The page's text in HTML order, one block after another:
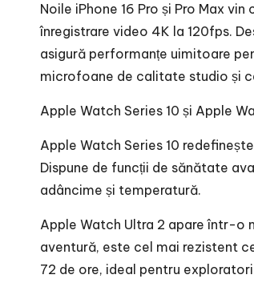
Noile iPhone 16 Pro și Pro Max
înregistrare video 4K la 120fps.
asigură performanțe uimitoare
microfoane de calitate studio și
Apple Watch Series 10 și Apple
Apple Watch Series 10
Dispune de funcții de sănătate
adâncime și temperatură.
Apple Watch Ultra 2 apare într-o
aventură, este cel mai rezistent
72 de ore, ideal pentru